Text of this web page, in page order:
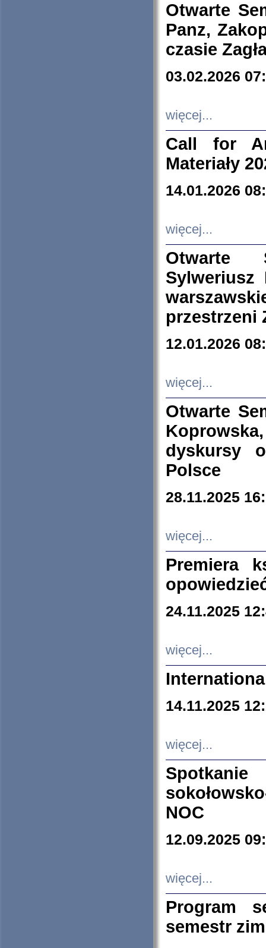
Otwarte
Panz,
czasie
03.02.2026
więcej...
Call for
Materiały
14.01.2026
więcej...
Otwarte
Sylweriusz
przestrzeni
12.01.2026
więcej...
Otwarte
dyskursy
Polsce
28.11.2025
więcej...
Premiera
24.11.2025
więcej...
14.11.2025
więcej...
NOC
12.09.2025
więcej...
Program
semestr